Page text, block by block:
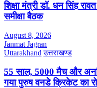
शिक्षा मंत्री डॉ. धन सिंह
समीक्षा बैठक
August 8, 2026
Janmat Jagran
Uttarakhand उत्तराखण्ड
55 साल, 5000 मैच और
गया पुरुष वनडे क्रिकेट का